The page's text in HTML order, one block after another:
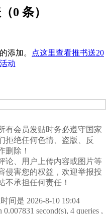
0 条）
添加。
点这里查看推书送20
动
有会员发贴时务必遵守国家
拒绝任何色情、盗版、反
删除！
论、用户上传内容或图片等
侵害您的权益，欢迎举报投
不承担任何责任！
间是 2026-8-10 19:04
0.007831 second(s), 4 queries ,